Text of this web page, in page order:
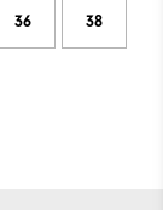
36 38